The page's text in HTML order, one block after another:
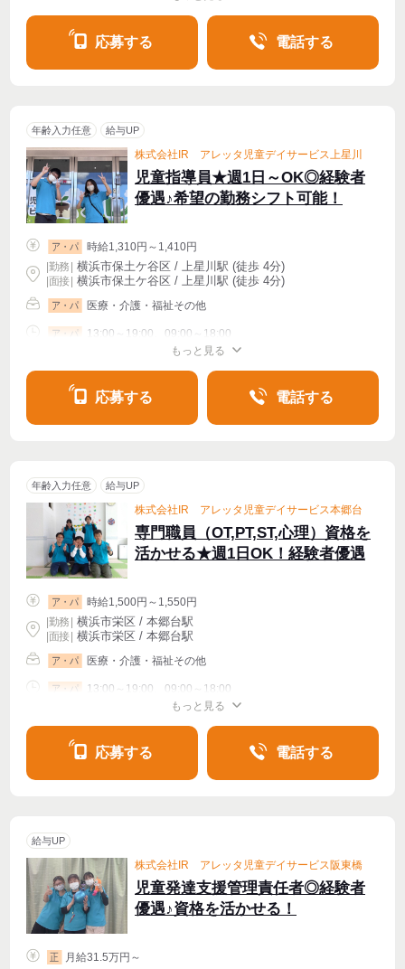
応募する 電話する
年齢入力任意 給与UP
株式会社IR アレッタ児童デイサービス上星川
児童指導員★週1日～OK◎経験者
優遇♪希望の勤務シフト可能！
ア・パ
時給1,310円～1,410円
|勤務 横浜市保土ケ谷区 / 上星川駅 (徒歩 4分)
| 面接 | 横浜市保土ケ谷区 / 上星川駅 (徒歩 4分)
ア・パ 医療・介護・福祉その他
ア・パ 13:00～19:00、09:00～18:00
もっと見る
応募する 電話する
年齢入力任意 給与UP
株式会社IR アレッタ児童デイサービス本郷台
専門職員（OT,PT,ST,心理）資格を
活かせる★週1日OK！経験者優遇
ア・パ
時給1,500円～1,550円
|勤務 横浜市栄区 / 本郷台駅
| 面接 | 横浜市栄区 / 本郷台駅
ア・パ 医療・介護・福祉その他
ア・パ 13:00～19:00、09:00～18:00
もっと見る
応募する 電話する
給与UP
株式会社IR アレッタ児童デイサービス阪東橋
児童発達支援管理責任者◎経験者
優遇♪資格を活かせる！
正
月給31.5万円～